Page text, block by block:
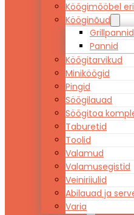
Köögimööbel
Kööginõud
Grillpannid
Pannid
Köögitarvikud
Miniköögid
Pingid
Söögilauad
Söögitoa
Taburetid
Toolid
Valamud
Valamusegistid
Veiniriiulid
Abilauad ja
Varia